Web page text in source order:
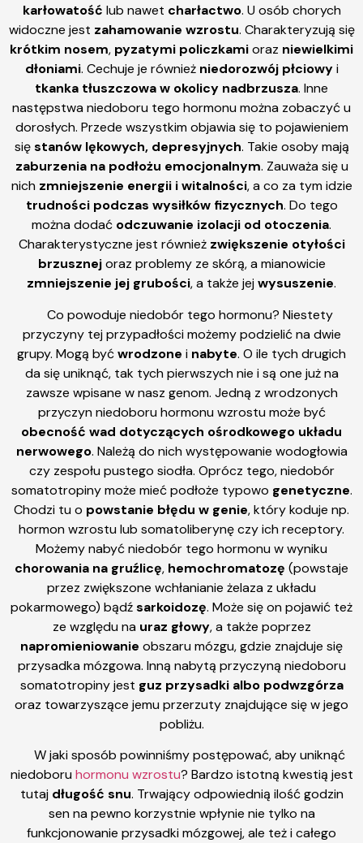
karłowatość lub nawet charłactwo. U osób chorych
widoczne jest zahamowanie wzrostu. Charakteryzują się
krótkim nosem, pyzatymi policzkamioraz niewielkimi
dłoniami. Cechuje je również niedorozwój płciowyi
tkanka tłuszczowa w okolicy nadbrzusza. Inne
następstwa niedoboru tego hormonu można zobaczyć u
dorosłych. Przede wszystkim objawia się to pojawieniem
sięstanów lękowych, depresyjnych. Takie osoby mają
zaburzenia na podłożu emocjonalnym. Zauważa się u
nich zmniejszenie energii i witalności, a co za tym idzie
trudności podczas wysiłków fizycznych. Do tego
można dodać odczuwanie izolacji od otoczenia.
Charakterystyczne jest również zwiększenie otyłości
brzusznejoraz problemy ze skórą, a mianowicie
zmniejszenie jej grubości, a także jej wysuszenie.
Co powoduje niedobór tego hormonu? Niestety
przyczyny tej przypadłości możemy podzielić na dwie
grupy. Mogą byćwrodzone i nabyte. O ile tych drugich
da się uniknąć, tak tych pierwszych nie i są one już na
zawsze wpisane w nasz genom. Jedną z wrodzonych
przyczyn niedoboru hormonu wzrostu może być
obecność wad dotyczących ośrodkowego układu
nerwowego. Należą do nich występowanie wodogłowia
czy zespołu pustego siodła. Oprócz tego, niedobór
somatotropiny może mieć podłoże typowo genetyczne.
Chodzi tu o powstanie błędu w genie, który koduje np.
hormon wzrostu lub somatoliberynę czy ich receptory.
Możemy nabyć niedobór tego hormonu w wyniku
chorowania na gruźlicę, hemochromatozę (powstaje
przez zwiększone wchłanianie żelaza z układu
pokarmowego) bądźsarkoidozę. Może się on pojawić też
ze względu na uraz głowy, a także poprzez
napromieniowanie obszaru mózgu, gdzie znajduje się
przysadka mózgowa. Inną nabytą przyczyną niedoboru
somatotropiny jest guz przysadki albo podwzgórza
oraz towarzyszące jemu przerzuty znajdujące się w jego
pobliżu.
W jaki sposób powinniśmy postępować, aby uniknąć
niedoboru hormonu wzrostu? Bardzo istotną kwestią jest
tutaj długość snu. Trwający odpowiednią ilość godzin
sen na pewno korzystnie wpłynie nie tylko na
funkcjonowanie przysadki mózgowej, ale też i całego